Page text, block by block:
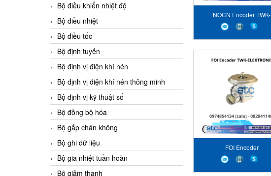
Bộ điều khiển nhiệt độ
Bộ điều nhiệt
Bộ điều tốc
Bộ định tuyến
Bộ định vị điện khí nén
Bộ định vị điện khí nén thông minh
Bộ định vị kỹ thuật số
Bộ đồng bộ hóa
Bộ gấp chân không
Bộ ghi dữ liệu
Bộ gia nhiệt tuần hoàn
Bộ giảm thanh
NOCN Encoder TWK-
ELEKTRONIK
FOI Encoder